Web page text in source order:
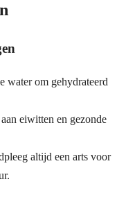
water om gehydrateerd
eiwitten en gezonde
altijd een arts voor